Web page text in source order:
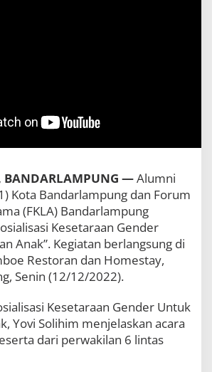
a
d
r
a
m
p
n
g
G
l
a
r
S
BANDARLAMPUNG —Alumni
Kota Bandarlampung dan Forum
(FKLA) Bandarlampung
Kesetaraan Gender
Anak”. Kegiatan berlangsung di
Restoran dan Homestay,
Senin (12/12/2022).
Kesetaraan Gender Untuk
Yovi Solihim menjelaskan acara
dari perwakilan 6 lintas